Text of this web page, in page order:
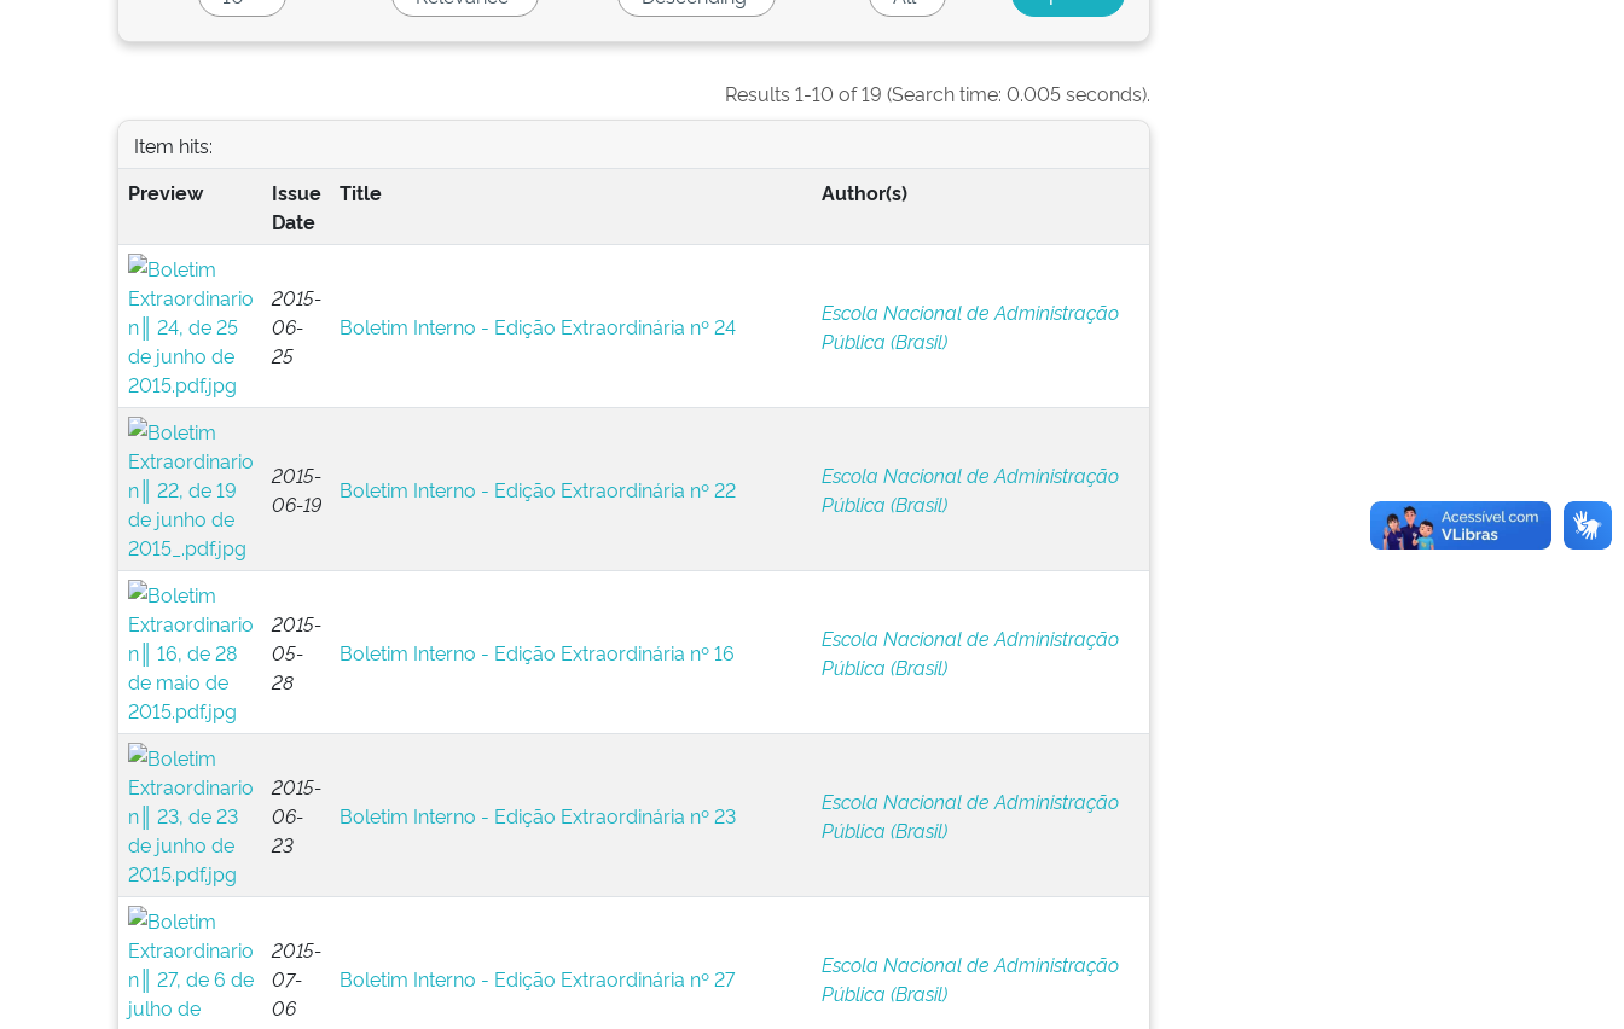
Results 1-10 of 19 (Search time: 0.005 seconds).
Item hits:
Preview
Issue
Date
Title Author(s)
2015-
06-
25
Boletim Interno - Edição Extraordinária nº 24
Escola Nacional de Administração
Pública (Brasil)
2015-
06-19
Boletim Interno - Edição Extraordinária nº 22
Escola Nacional de Administração
Pública (Brasil)
2015-
05-
28
Boletim Interno - Edição Extraordinária nº 16
Escola Nacional de Administração
Pública (Brasil)
2015-
06-
23
Boletim Interno - Edição Extraordinária nº 23
Escola Nacional de Administração
Pública (Brasil)
2015-
07-
06
Boletim Interno - Edição Extraordinária nº 27
Escola Nacional de Administração
Pública (Brasil)